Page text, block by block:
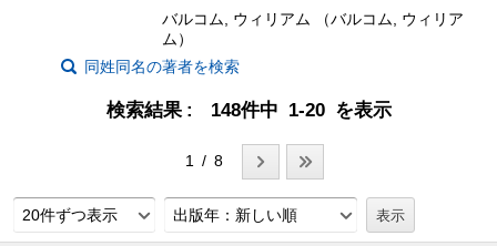
バルコム, ウィリアム （バルコム, ウィリア
ム）
同姓同名の著者を検索
検索結果 148件中 1-20 を表示
1 / 8
20件ずつ表示 出版年：新しい順